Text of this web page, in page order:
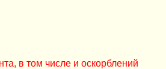
в том числе и оскорблений